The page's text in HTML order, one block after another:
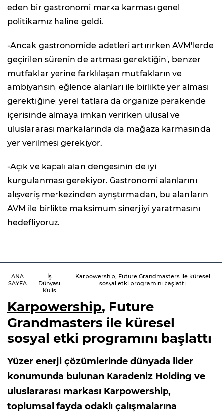
eden bir gastronomi marka karması genel
politikamız haline geldi.
-Ancak gastronomide adetleri artırırken AVM'lerde
geçirilen sürenin de artması gerektiğini, benzer
mutfaklar yerine farklılaşan mutfakların ve
ambiyansın, eğlence alanları ile birlikte yer alması
gerektiğine; yerel tatlara da organize perakende
içerisinde almaya imkan verirken ulusal ve
uluslararası markalarında da mağaza karmasında
yer verilmesi gerekiyor.
-Açık ve kapalı alan dengesinin de iyi
kurgulanması gerekiyor. Gastronomi alanlarını
alışveriş merkezinden ayrıştırmadan, bu alanların
AVM ile birlikte maksimum sinerjiyi yaratmasını
hedefliyoruz.
ANA
SAYFA
İş
Dünyası
Kulis
Karpowership, Future Grandmasters ile küresel
sosyal etki programını başlattı
Karpowership, Future
Grandmasters ile küresel
sosyal etki programını başlattı
Yüzer enerji çözümlerinde dünyada lider
konumunda bulunan Karadeniz Holding ve
uluslararası markası Karpowership,
toplumsal fayda odaklı çalışmalarına